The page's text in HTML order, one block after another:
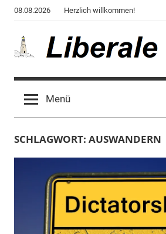
Zum
Inhalt
springen
08.08.2026 Herzlich willkommen!
Liberale
Warte
des
"Corona,
"Weltchaos",
Menü
SCHLAGWORT: AUSWANDERN